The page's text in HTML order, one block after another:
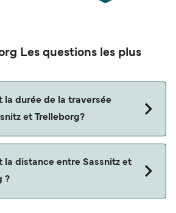
Les questions les plus
la durée de la traversée
et Trelleborg?
notre Deal Finder pour des
la distance entre Sassnitz et
?